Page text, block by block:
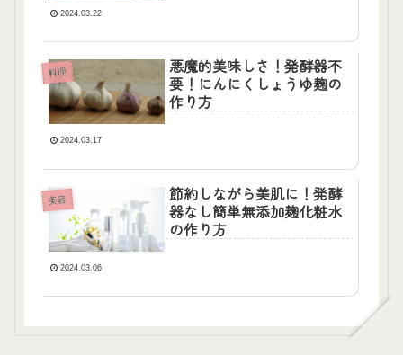
2024.03.22
料理
悪魔的美味しさ！発酵器不
要！にんにくしょうゆ麹の
作り方
2024.03.17
美容
節約しながら美肌に！発酵
器なし簡単無添加麹化粧水
の作り方
2024.03.06